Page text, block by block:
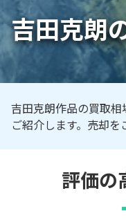
吉田克朗
吉田克朗作品の買取
ご紹介します。売却を
評価の